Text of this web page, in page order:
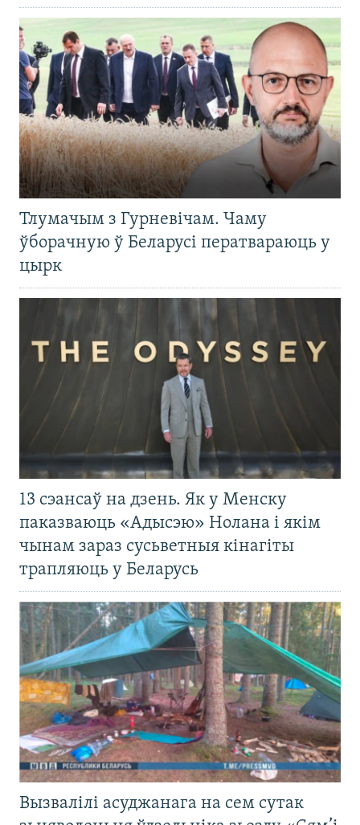
Тлумачым з Гурневічам. Чаму
ўборачную ў Беларусі ператвараюць у
цырк
13 сэансаў на дзень. Як у Менску
паказваюць «Адысэю» Нолана і якім
чынам зараз сусьветныя кінагіты
трапляюць у Беларусь
Вызвалілі асуджанага на сем сутак